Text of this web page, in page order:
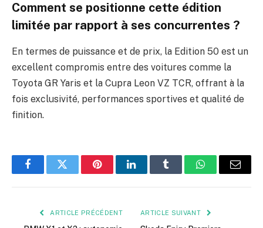
Comment se positionne cette édition
limitée par rapport à ses concurrentes ?
En termes de puissance et de prix, la Edition 50 est un
excellent compromis entre des voitures comme la
Toyota GR Yaris et la Cupra Leon VZ TCR, offrant à la
fois exclusivité, performances sportives et qualité de
finition.
FacebookTwitter PinterestLinkedInTumblr WhatsApp
E-
ARTICLE PRÉCÉDENT ARTICLE SUIVANT